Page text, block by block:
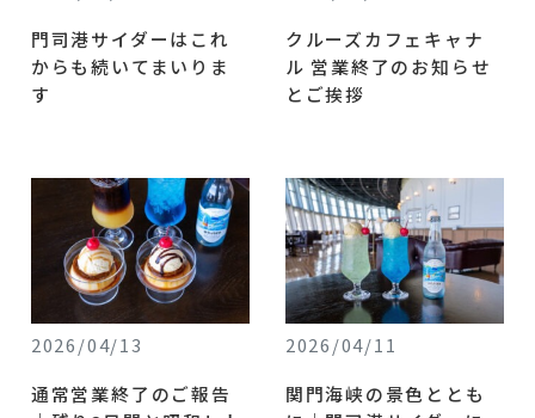
門司港サイダーはこれ
からも続いてまいりま
す
クルーズカフェキャナ
ル 営業終了のお知らせ
とご挨拶
2026/04/13
通常営業終了のご報告
2026/04/11
関門海峡の景色ととも